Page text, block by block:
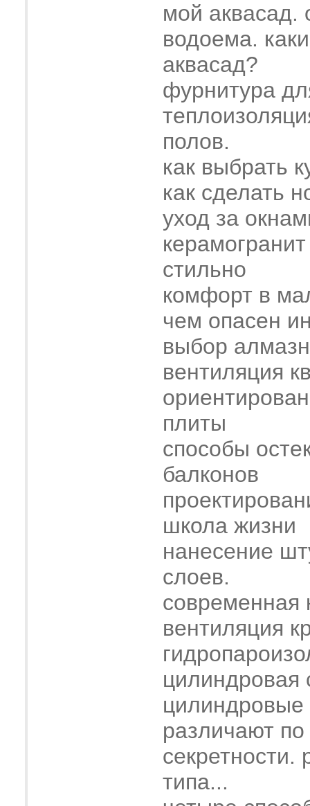
мой аквасад.
водоема.
аквасад?
фурнитура
полов.
как выбрать
как сделать
уход за
стильно
комфорт в
чем опасен
выбор
вентиляция
плиты
способы
балконов
школа жизни
нанесение
слоев.
современная
вентиляция
цилиндровая
различают по
секретности.
типа...